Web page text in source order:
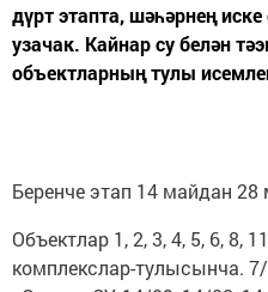
дүрт этапта, шәһәрнең
узачак. Кайнар су белән
объектларның тулы
Беренче этап 14 майдан 28
Объектлар 1, 2, 3, 4, 5, 6, 8,
комплекслар-тулысынча.